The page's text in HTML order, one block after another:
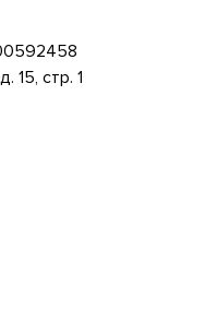
15, стр. 1